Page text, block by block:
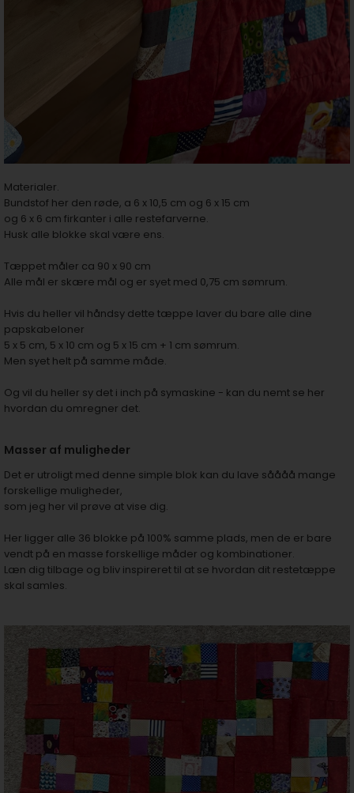
Materialer.
Bundstof her den røde, a 6 x 10,5 cm og 6 x 15 cm
og 6 x 6 cm firkanter i alle restefarverne.
Husk alle blokke skal være ens.
Tæppet måler ca 90 x 90 cm
Alle mål er skære mål og er syet med 0,75 cm sømrum.
Hvis du heller vil håndsy dette tæppe laver du bare alle dine
papskabeloner
5 x 5 cm, 5 x 10 cm og 5 x 15 cm + 1 cm sømrum.
Men syet helt på samme måde.
Og vil du heller sy det i inch på symaskine - kan du nemt se her
hvordan du omregner det.
Masser af muligheder
Det er utroligt med denne simple blok kan du lave såååå mange
forskellige muligheder,
som jeg her vil prøve at vise dig.
Her ligger alle 36 blokke på 100% samme plads, men de er bare
vendt på en masse forskellige måder og kombinationer.
Læn dig tilbage og bliv inspireret til at se hvordan dit restetæppe
skal samles.